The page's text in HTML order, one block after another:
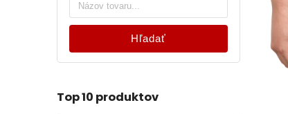
Hľadať
Top 10 produktov